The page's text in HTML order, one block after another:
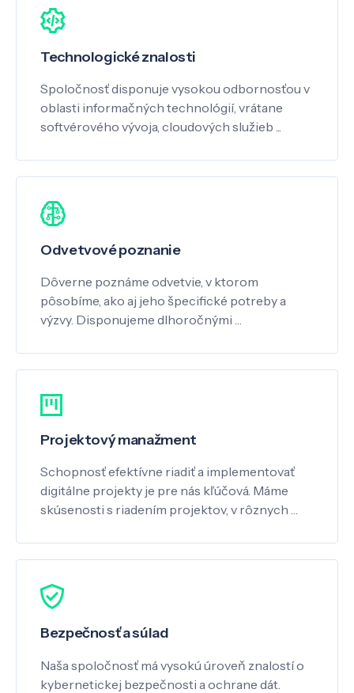
Technologické znalosti
Spoločnosť disponuje vysokou odbornosťou v
oblasti informačných technológií, vrátane
softvérového vývoja, cloudových služieb ...
Odvetvové poznanie
Dôverne poznáme odvetvie, v ktorom
pôsobíme, ako aj jeho špecifické potreby a
výzvy. Disponujeme dlhoročnými …
Projektový manažment
Schopnosť efektívne riadiť a implementovať
digitálne projekty je pre nás kľúčová. Máme
skúsenosti s riadením projektov, v rôznych …
Bezpečnosť a súlad
Naša spoločnosť má vysokú úroveň znalostí o
kybernetickej bezpečnosti a ochrane dát.